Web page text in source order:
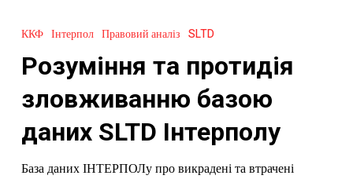
та
зловживанню
базою
SLTD
Інтерполу
ККФ Інтерпол Правовий аналіз SLTD
Розуміння та протидія
зловживанню базою
даних SLTD Інтерполу
База даних ІНТЕРПОЛу про викрадені та втрачені